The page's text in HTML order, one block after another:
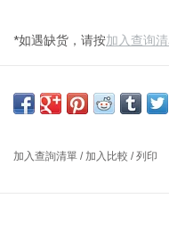
*如遇缺货，请按加入查询
尺寸：阔58.8 x 深55 x 高
加入查詢清單 / 加入比較 /列印